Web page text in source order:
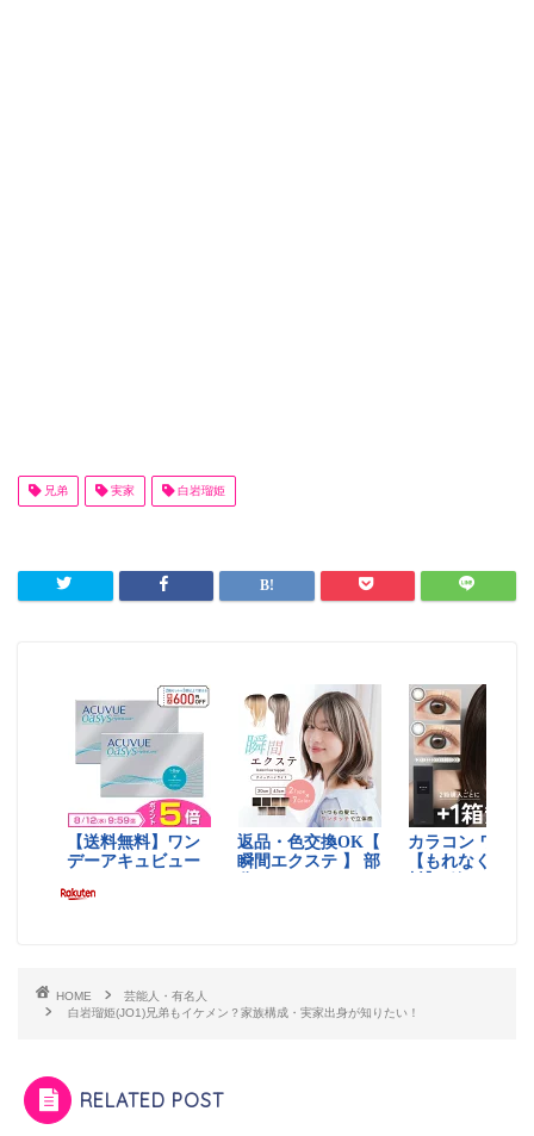
兄弟 実家 白岩瑠姫
HOME
芸能人・有名人
白岩瑠姫(JO1)兄弟もイケメン？家族構成・実家出身が知りたい！
RELATED POST